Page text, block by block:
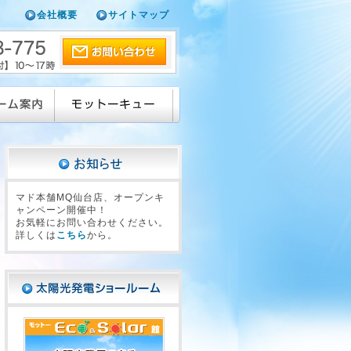
会社概要 サイトマップ
マド本舗MQ仙台店、オープンキ
ャンペーン開催中！
お気軽にお問い合わせください。
詳しくは こちらから。